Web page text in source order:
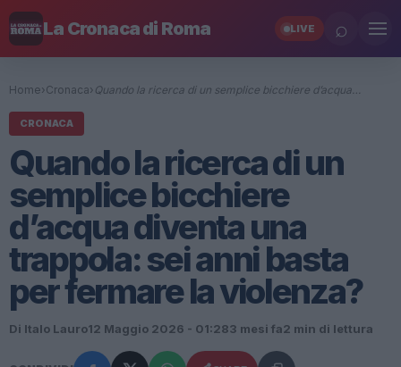
La Cronaca di Roma LIVE ⌕
Home› Cronaca› Quando la ricerca di un semplice bicchiere d’acqua…
CRONACA
Quando la ricerca di un
semplice bicchiere
d’acqua diventa una
trappola: sei anni basta
per fermare la violenza?
Di Italo Lauro12 Maggio 2026 - 01:283 mesi fa2 min di lettura